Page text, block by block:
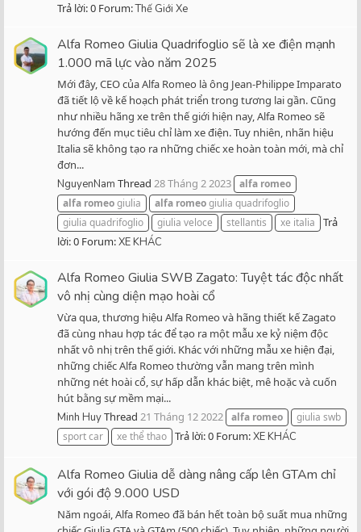
Trả lời: 0 Forum:Thế Giới Xe
Alfa Romeo Giulia Quadrifoglio sẽ là xe điện mạnh
1.000 mã lực vào năm 2025
Mới đây, CEO của Alfa Romeo là ông Jean-Philippe Imparato
đã tiết lộ về kế hoạch phát triển trong tương lai gần. Cũng
như nhiều hãng xe trên thế giới hiện nay, Alfa Romeo sẽ
hướng đến mục tiêu chỉ làm xe điện. Tuy nhiên, nhãn hiệu
Italia sẽ không tạo ra những chiếc xe hoàn toàn mới, mà chỉ
đơn...
NguyenNam Thread 28 Tháng 2 2023 alfa romeo
alfa romeogiulia alfa romeogiulia quadrifoglio
giulia quadrifoglio
giulia veloce stellantis xe italia
Trả
lời: 0 Forum:XE KHÁC
Alfa Romeo Giulia SWB Zagato: Tuyệt tác độc nhất
vô nhị cùng diện mạo hoài cổ
Vừa qua, thương hiệu Alfa Romeo và hãng thiết kế Zagato
đã cùng nhau hợp tác để tạo ra một mẫu xe kỷ niệm độc
nhất vô nhị trên thế giới. Khác với những mẫu xe hiện đại,
những chiếc Alfa Romeo thường vẫn mang trên mình
những nét hoài cổ, sự hấp dẫn khác biệt, mê hoặc và cuốn
hút bằng sự mềm mại...
Minh HuyThread 21 Tháng 12 2022 alfa romeo
giulia swb
sport car
xe thể thao Trả lời: 0 Forum:XE KHÁC
Alfa Romeo Giulia dễ dàng nâng cấp lên GTAm chỉ
với gói độ 9.000 USD
Năm ngoái, Alfa Romeo đã bán hết toàn bộ suất mua những